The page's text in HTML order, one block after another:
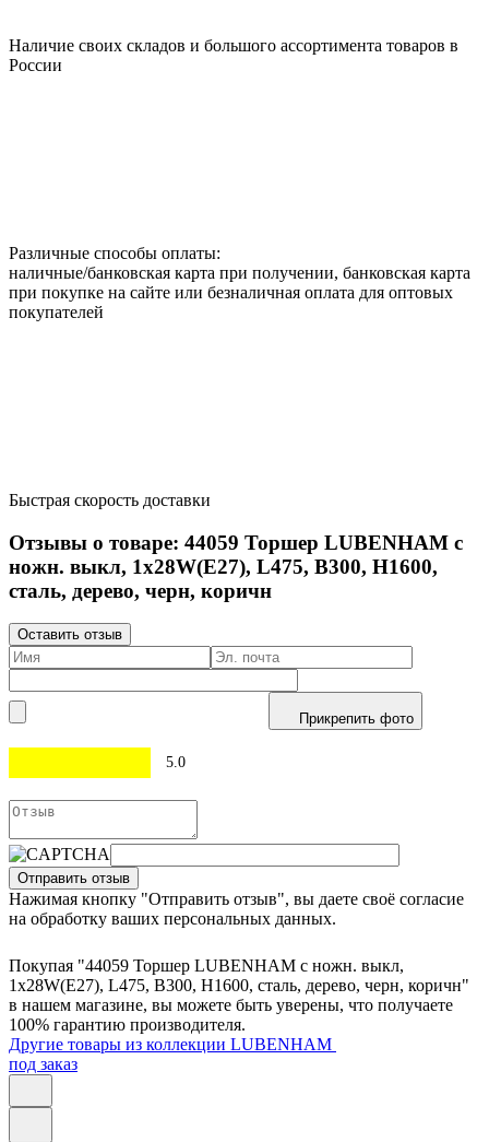
Наличие своих складов и большого ассортимента товаров в
России
Различные способы оплаты:
наличные/банковская карта при получении, банковская карта
при покупке на сайте или безналичная оплата для оптовых
покупателей
Быстрая скорость доставки
Отзывы о товаре: 44059 Торшер LUBENHAM с
ножн. выкл, 1х28W(E27), L475, B300, H1600,
сталь, дерево, черн, коричн
Оставить отзыв
Прикрепить фото
5.0
Отправить отзыв
Нажимая кнопку "Отправить отзыв", вы даете своё согласие
на обработку ваших персональных данных.
Покупая "44059 Торшер LUBENHAM с ножн. выкл,
1х28W(E27), L475, B300, H1600, сталь, дерево, черн, коричн"
в нашем магазине, вы можете быть уверены, что получаете
100% гарантию производителя.
Другие товары из коллекции LUBENHAM
под заказ